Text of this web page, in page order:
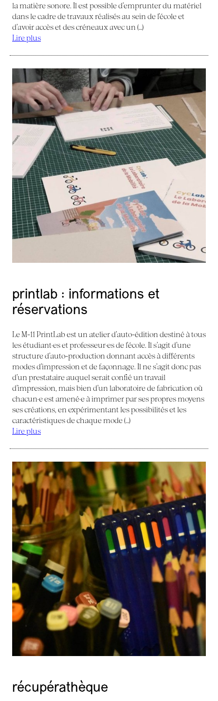
la matière sonore. Il est possible d’emprunter du matériel
dans le cadre de travaux réalisés au sein de l’école et
d’avoir accès et des créneaux avec un (…)
Lire plus
printlab : informations et
réservations
Le M-11 PrintLab est un atelier d’auto-édition destiné à tous
les étudiant·es et professeur·es de l’école. Il s’agit d’une
structure d’auto-production donnant accès à différents
modes d’impression et de façonnage. Il ne s’agit donc pas
d’un prestataire auquel serait confié un travail
d’impression, mais bien d’un laboratoire de fabrication où
chacun·e est amené·e à imprimer par ses propres moyens
ses créations, en expérimentant les possibilités et les
caractéristiques de chaque mode (…)
Lire plus
récupérathèque